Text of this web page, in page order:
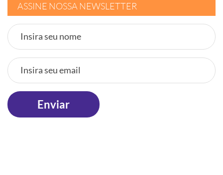
ASSINE NOSSA NEWSLETTER